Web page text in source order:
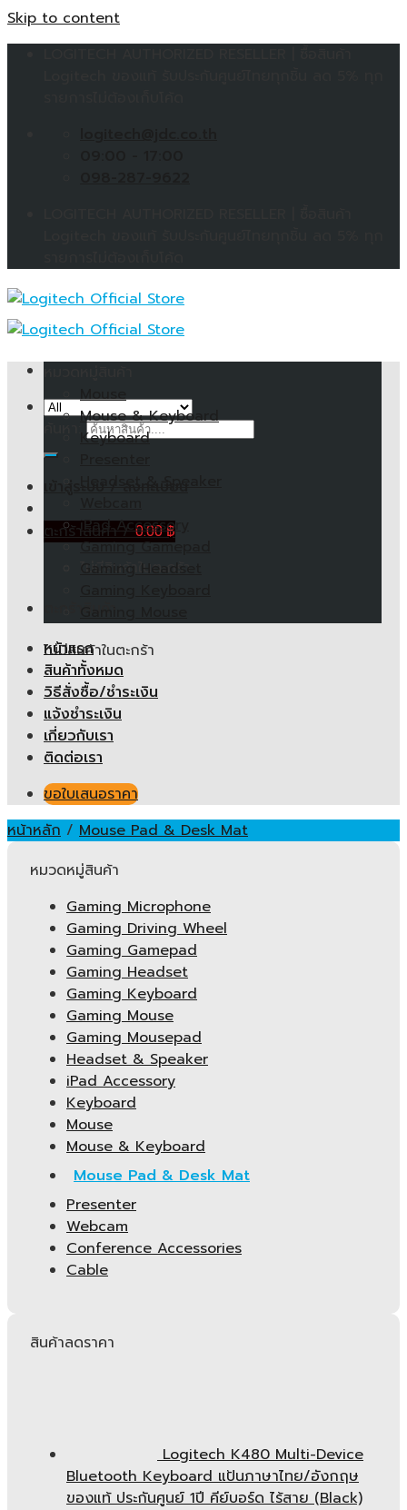
Skip to content
ตะกร้าสินค้า /0.00฿
ไม่มีสินค้าในตะกร้า
ไม่มีสินค้าในตะกร้า
Mouse
Mouse & Keyboard
Keyboard
iPad Accessory
Gaming Gamepad
Gaming Headset
หน้าแรก
สินค้าทั้งหมด
วิธีสั่งซื้อ/ชำระเงิน
แจ้งชำระเงิน
เกี่ยวกับเรา
ติดต่อเรา
ขอใบเสนอราคา
หน้าหลัก / Mouse Pad & Desk Mat
หมวดหมู่สินค้า
Gaming Microphone
Gaming Driving Wheel
Gaming Gamepad
Gaming Headset
Gaming Keyboard
Gaming Mouse
Gaming Mousepad
Headset & Speaker
iPad Accessory
Keyboard
Mouse
Mouse & Keyboard
Mouse Pad & Desk Mat
Presenter
Webcam
Conference Accessories
Cable
สินค้าลดราคา
Logitech K480 Multi-Device
Bluetooth Keyboard แป้นภาษาไทย/อังกฤษ
ของแท้ ประกันศูนย์ 1ปี คีย์บอร์ด ไร้สาย (Black)